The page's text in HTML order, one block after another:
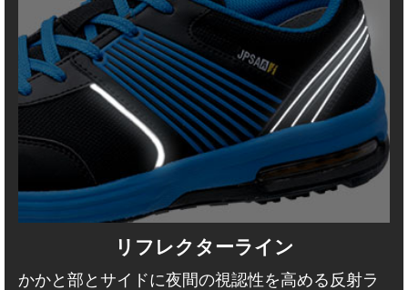
リフレクターライン
かかと部とサイドに夜間の視認性を高める反射ラ